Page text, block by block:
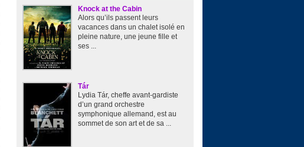
Knock at the Cabin
Alors qu’ils passent leurs
vacances dans un chalet isolé en
pleine nature, une jeune fille et
ses ...
Tár
Lydia Tár, cheffe avant-gardiste
d’un grand orchestre
symphonique allemand, est au
sommet de son art et de sa ...